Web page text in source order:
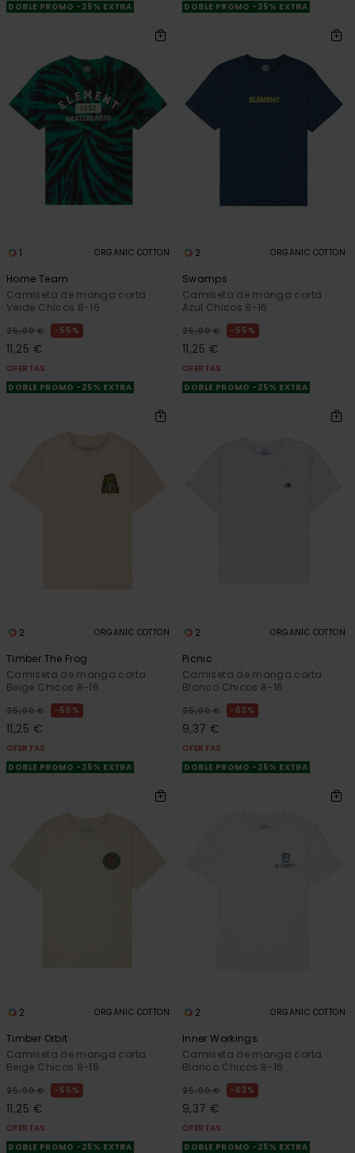
DOBLE PROMO -25% EXTRA
DOBLE PROMO -25% EXTRA
1 ORGANIC COTTON
Home Team
Camiseta de manga corta
Verde Chicos 8-16
25,00 € 55%
11,25 €
OFERTAS
DOBLE PROMO -25% EXTRA
2 ORGANIC COTTON
Swamps
Camiseta de manga corta
Azul Chicos 8-16
25,00 € 55%
11,25 €
OFERTAS
DOBLE PROMO -25% EXTRA
2 ORGANIC COTTON
Timber The Frog
Camiseta de manga corta
Beige Chicos 8-16
25,00 € 55%
11,25 €
OFERTAS
DOBLE PROMO -25% EXTRA
2 ORGANIC COTTON
Picnic
Camiseta de manga corta
Blanco Chicos 8-16
25,00 € 63%
9,37 €
OFERTAS
DOBLE PROMO -25% EXTRA
2 ORGANIC COTTON
Timber Orbit
Camiseta de manga corta
Beige Chicos 8-16
25,00 € 55%
11,25 €
OFERTAS
DOBLE PROMO -25% EXTRA
2 ORGANIC COTTON
Inner Workings
Camiseta de manga corta
Blanco Chicos 8-16
25,00 € 63%
9,37 €
OFERTAS
DOBLE PROMO -25% EXTRA